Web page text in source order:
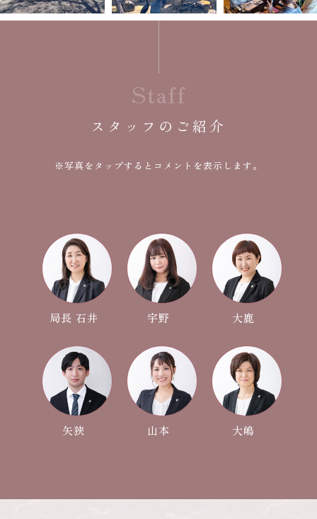
Staff
スタッフのご紹介
※写真を タップするとコメントを表示します。
局長 石井 宇野 大鹿
矢狭 山本 大嶋